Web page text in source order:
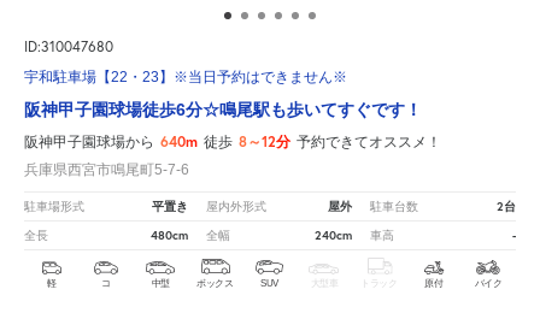
ID:310047680
宇和駐車場【22・23】※当日予約はできません※
阪神甲子園球場徒歩6分☆鳴尾駅も歩いてすぐです！
阪神甲子園球場から 640m 徒歩 8～12分 予約できてオススメ！
兵庫県西宮市鳴尾町5-7-6
駐車場形式 平置き 屋内外形式 屋外 駐車台数 2台
全長 480cm 全幅 240cm 車高 -
軽 コ 中型 ボックス SUV 大型車 トラック 原付 バイク